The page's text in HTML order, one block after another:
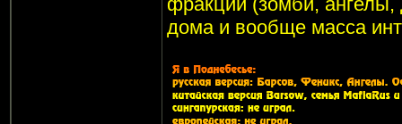
дома и вообще масса